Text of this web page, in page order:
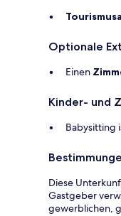
Optionale
Einen
Kinder- und
Babysitting
Diese
Gastgeber
gewerblichen,